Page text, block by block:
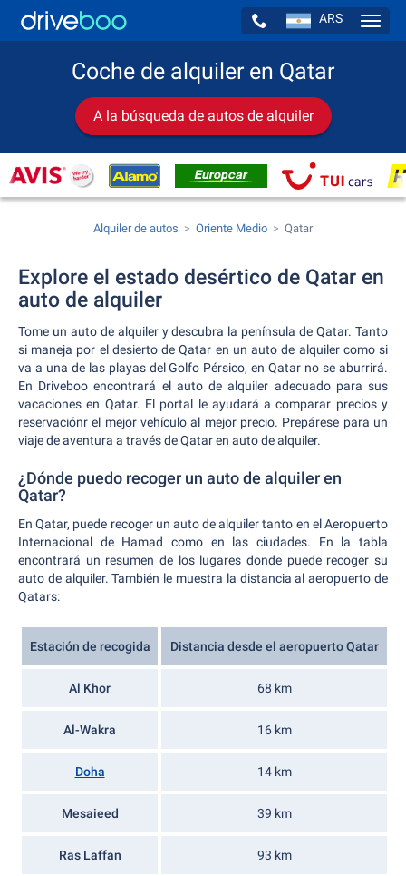
ARS
Coche de alquiler en Qatar
A la búsqueda de autos de alquiler
Alquiler de autos Oriente Medio Qatar
Explore el estado desértico de Qatar en
auto de alquiler
Tome un auto de alquiler y descubra la península de Qatar. Tanto
si maneja por el desierto de Qatar en un auto de alquiler como si
va a una de las playas del Golfo Pérsico, en Qatar no se aburrirá.
En Driveboo encontrará el auto de alquiler adecuado para sus
vacaciones en Qatar. El portal le ayudará a comparar precios y
reservaciónr el mejor vehículo al mejor precio. Prepárese para un
viaje de aventura a través de Qatar en auto de alquiler.
¿Dónde puedo recoger un auto de alquiler en
Qatar?
En Qatar, puede recoger un auto de alquiler tanto en el Aeropuerto
Internacional de Hamad como en las ciudades. En la tabla
encontrará un resumen de los lugares donde puede recoger su
auto de alquiler. También le muestra la distancia al aeropuerto de
Qatars:
Estación de recogida Distancia desde el aeropuerto Qatar
Al Khor 68 km
Al-Wakra 16 km
Doha 14 km
Mesaieed 39 km
Ras Laffan 93 km